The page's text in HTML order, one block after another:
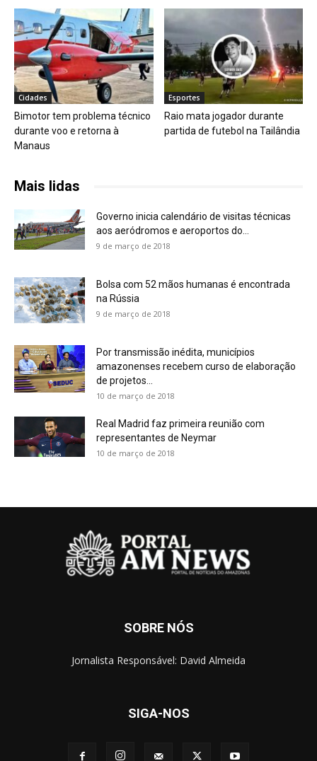
Cidades
Bimotor tem problema técnico
durante voo e retorna à
Manaus
Esportes
Raio mata jogador durante
partida de futebol na Tailândia
Mais lidas
Governo inicia calendário de visitas técnicas
aos aeródromos e aeroportos do...
9 de março de 2018
Bolsa com 52 mãos humanas é encontrada
na Rússia
9 de março de 2018
Por transmissão inédita, municípios
amazonenses recebem curso de elaboração
de projetos...
10 de março de 2018
Real Madrid faz primeira reunião com
representantes de Neymar
10 de março de 2018
SOBRE NÓS
Jornalista Responsável: David Almeida
SIGA-NOS